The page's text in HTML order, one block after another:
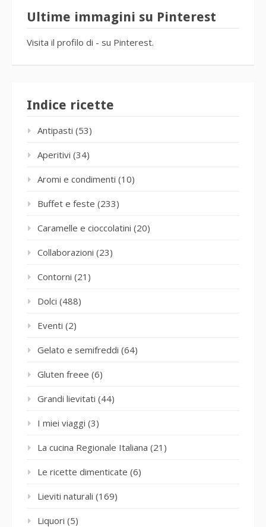
Ultime immagini su Pinterest
Visita il profilo di - su Pinterest.
Indice ricette
Antipasti (53)
Aperitivi (34)
Aromi e condimenti (10)
Buffet e feste (233)
Caramelle e cioccolatini (20)
Collaborazioni (23)
Contorni (21)
Dolci (488)
Eventi (2)
Gelato e semifreddi (64)
Gluten freee (6)
Grandi lievitati (44)
I miei viaggi (3)
La cucina Regionale Italiana (21)
Le ricette dimenticate (6)
Lieviti naturali (169)
Liquori (5)